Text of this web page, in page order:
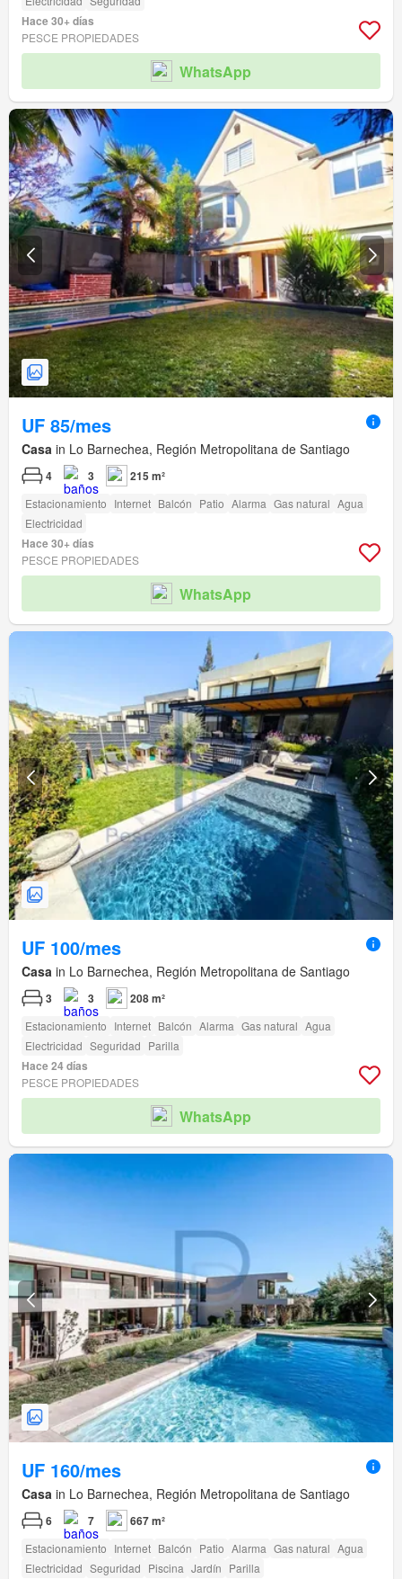
Hace 30+ días
PESCE PROPIEDADES
WhatsApp
UF 85/mes
Casa in Lo Barnechea, Región Metropolitana de Santiago
4 3 215 m²
Estacionamiento Internet Balcón Patio Alarma Gas natural Agua
Electricidad
Hace 30+ días
PESCE PROPIEDADES
WhatsApp
UF 100/mes
Casa in Lo Barnechea, Región Metropolitana de Santiago
3 3 208 m²
Estacionamiento Internet Balcón Alarma Gas natural Agua
Electricidad Seguridad Parilla
Hace 24 días
PESCE PROPIEDADES
WhatsApp
UF 160/mes
Casa in Lo Barnechea, Región Metropolitana de Santiago
6 7 667 m²
Estacionamiento Internet Balcón Patio Alarma Gas natural Agua
Electricidad Seguridad Piscina Jardín Parilla